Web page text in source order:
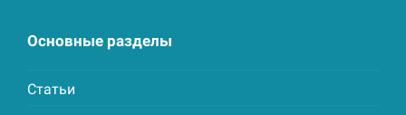
Основные разделы
Статьи